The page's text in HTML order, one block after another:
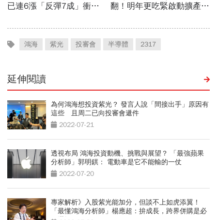
鴻海 紫光 投審會 半導體 2317
延伸閱讀
為何鴻海想投資紫光？ 發言人說「間接出手」原因有
這些 且周二已向投審會遞件
2022-07-21
透視布局 鴻海投資動機、挑戰與展望？ 「最強蘋果
分析師」郭明錤： 電動車是它不能輸的一仗
2022-07-20
專家解析》入股紫光能加分，但談不上如虎添翼！
「最懂鴻海分析師」楊應超：拚成長，跨界併購是必